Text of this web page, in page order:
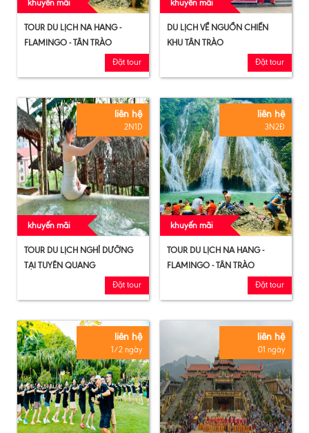
khuyến mãi
TOUR DU LỊCH NA HANG -
FLAMINGO - TÂN TRÀO
Đặt tour
khuyến mãi
DU LỊCH VỀ NGUỒN CHIẾN
KHU TÂN TRÀO
Đặt tour
khuyến mãi
liên hệ
2N1D
TOUR DU LỊCH NGHỈ DƯỠNG
TẠI TUYÊN QUANG
Đặt tour
khuyến mãi
liên hệ
3N2Đ
TOUR DU LỊCH NA HANG -
FLAMINGO - TÂN TRÀO
Đặt tour
liên hệ
1/2 ngày
liên hệ
01 ngày